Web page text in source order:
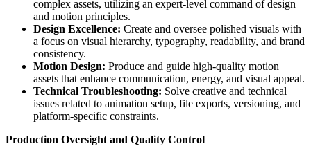
complex assets, utilizing an expert-level command of design
and motion principles.
Design Excellence: Create and oversee polished visuals with
a focus on visual hierarchy, typography, readability, and brand
consistency.
Motion Design: Produce and guide high-quality motion
assets that enhance communication, energy, and visual appeal.
Technical Troubleshooting: Solve creative and technical
issues related to animation setup, file exports, versioning, and
platform-specific constraints.
Production Oversight and Quality Control